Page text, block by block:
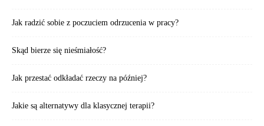
Jak radzić sobie z poczuciem odrzucenia w pracy?
Skąd bierze się nieśmiałość?
Jak przestać odkładać rzeczy na później?
Jakie są alternatywy dla klasycznej terapii?